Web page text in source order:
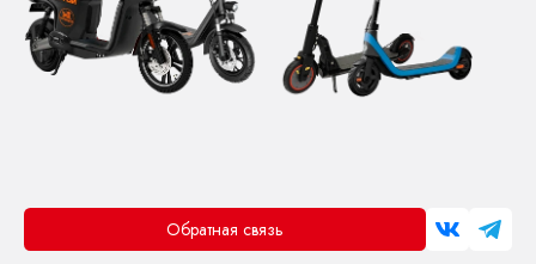
Обратная связь